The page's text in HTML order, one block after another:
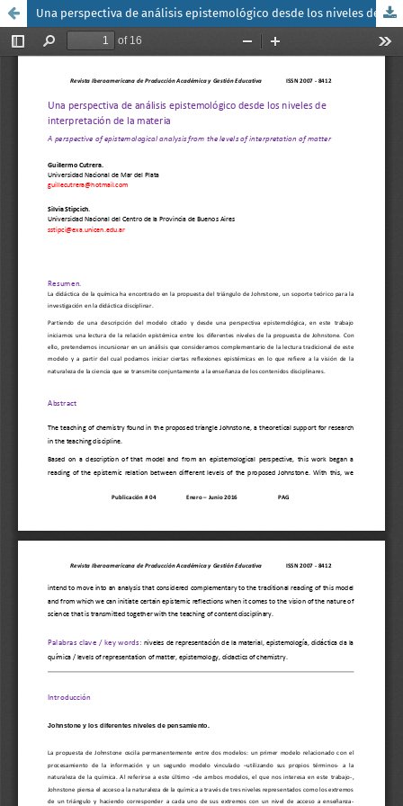
Una perspectiva de análisis epistemológico desde los niveles de interpretación de la materia